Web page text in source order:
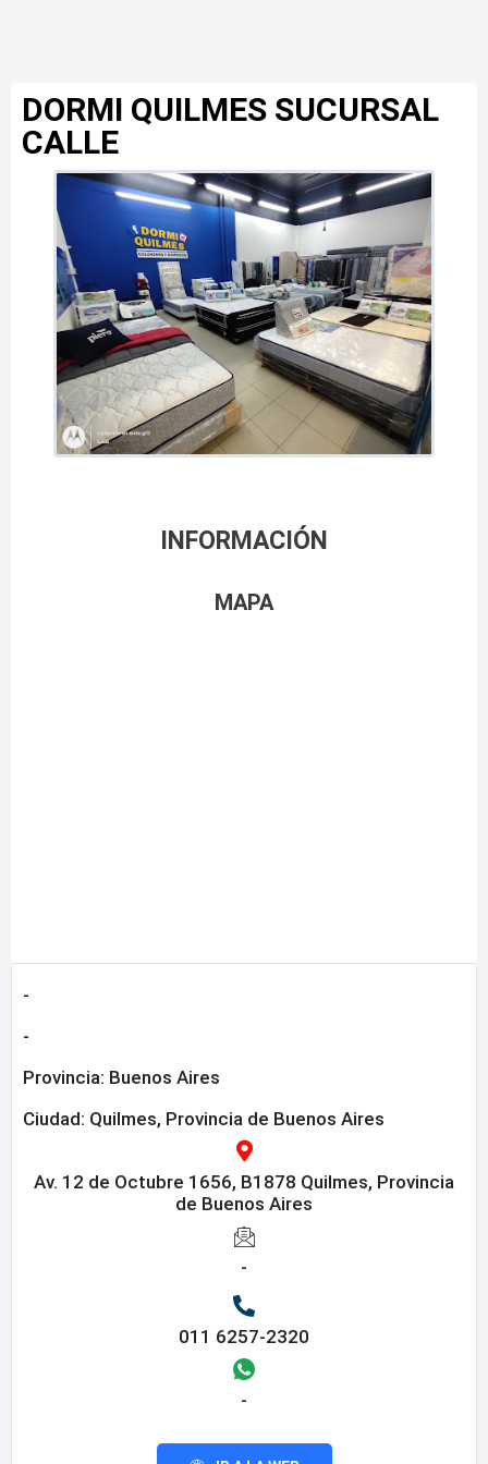
DORMI QUILMES SUCURSAL
CALLE
INFORMACIÓN
MAPA
-
-
Provincia: Buenos Aires
Ciudad: Quilmes, Provincia de Buenos Aires
Av. 12 de Octubre 1656, B1878 Quilmes, Provincia
de Buenos Aires
-
011 6257-2320
-